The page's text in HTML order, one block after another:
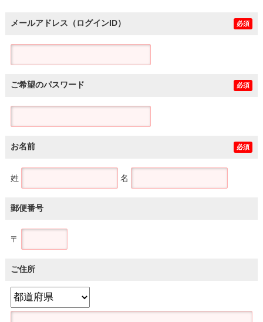
メールアドレス（ログインID） 必須
ご希望のパスワード 必須
お名前 必須
姓 名
郵便番号
〒
ご住所